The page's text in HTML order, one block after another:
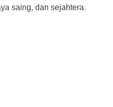
saing, dan sejahtera.